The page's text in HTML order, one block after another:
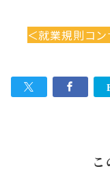
＜就業規則コ